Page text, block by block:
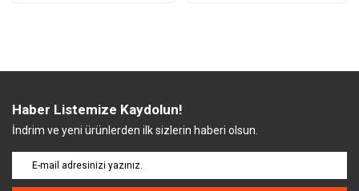
Haber Listemize Kaydolun!
İndrim ve yeni ürünlerden ilk sizlerin haberi olsun.